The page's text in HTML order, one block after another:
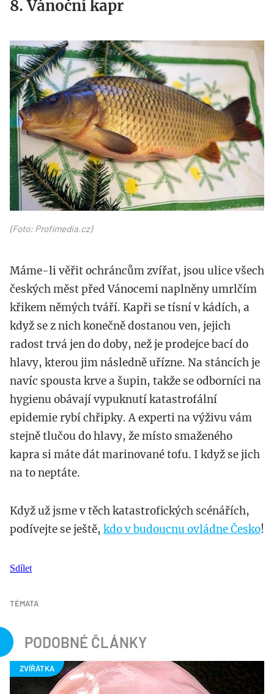
8. Vánoční kapr
profimedia-
0037827468.jpg
(Foto: Profimedia.cz)
Máme-li věřit ochráncům zvířat, jsou ulice všech
českých měst před Vánocemi naplněny umrlčím
křikem němých tváří. Kapři se tísní v kádích, a
když se z nich konečně dostanou ven, jejich
radost trvá jen do doby, než je prodejce bací do
hlavy, kterou jim následně uřízne. Na stáncích je
navíc spousta krve a šupin, takže se odborníci na
hygienu obávají vypuknutí katastrofální
epidemie rybí chřipky. A experti na výživu vám
stejně tlučou do hlavy, že místo smaženého
kapra si máte dát marinované tofu. I když se jich
na to neptáte.
Když už jsme v těch katastrofických scénářích,
podívejte se ještě, kdo v budoucnu ovládne Česko!
Sdílet
TÉMATA
PODOBNÉ ČLÁNKY